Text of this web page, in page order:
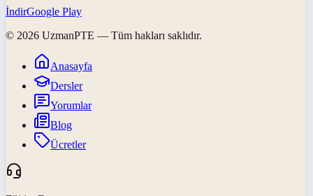
İndirGoogle Play
© 2026 UzmanPTE — Tüm hakları saklıdır.
Anasayfa
Dersler
Yorumlar
Blog
Ücretler